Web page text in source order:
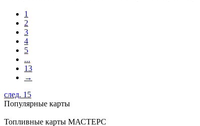
1
2
3
4
5
...
13
→
след. 15
Популярные карты
Топливные карты МАСТЕРС